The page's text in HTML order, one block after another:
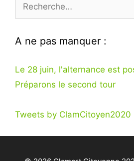
A ne pas manquer :
Le 28 juin, l'alternance est
Préparons le second tour
Tweets by ClamCitoyen2020